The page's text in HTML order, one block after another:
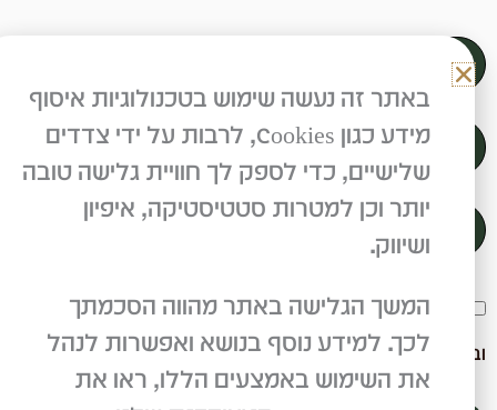
אני מאשר/ת שיחזרו אליי לפרטים שמילאתי בטופס זה,
ובהתאם למדיניות הפרטיות.
באתר זה נעשה שימוש בטכנולוגיות איסוף
מידע כגון Cookies, לרבות על ידי צדדים
שלישיים, כדי לספק לך חוויית גלישה טובה
יותר וכן למטרות סטטיסטיקה, איפיון
ושיווק.
המשך הגלישה באתר מהווה הסכמתך
לכך. למידע נוסף בנושא ואפשרות לנהל
את השימוש באמצעים הללו, ראו את